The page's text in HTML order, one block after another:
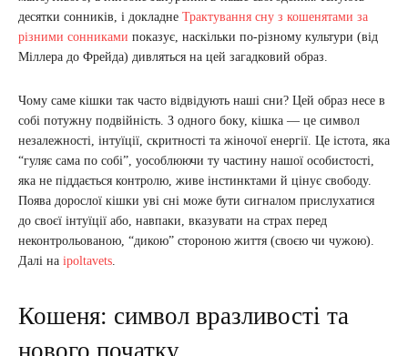
десятки сонників, і докладне Трактування сну з кошенятами за
різними сонниками показує, наскільки по-різному культури (від
Міллера до Фрейда) дивляться на цей загадковий образ.
Чому саме кішки так часто відвідують наші сни? Цей образ несе в
собі потужну подвійність. З одного боку, кішка — це символ
незалежності, інтуїції, скритності та жіночої енергії. Це істота, яка
“гуляє сама по собі”, уособлюючи ту частину нашої особистості,
яка не піддається контролю, живе інстинктами й цінує свободу.
Поява дорослої кішки уві сні може бути сигналом прислухатися
до своєї інтуїції або, навпаки, вказувати на страх перед
неконтрольованою, “дикою” стороною життя (своєю чи чужою).
Далі на ipoltavets.
Кошеня: символ вразливості та